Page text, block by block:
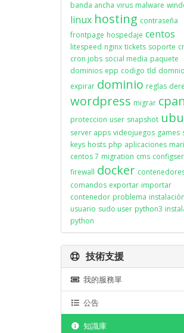
banda ancha virus malware
linux hosting contraseña
frontpage hospedaje centos
litespeed nginx tickets soporte
cron jobs social media paquete
dominios epp codigo tld domnio
expirar dominio reglas
wordpress migrar
proteccion user snapshot
server apps videojuegos games
keys hosts php aplicaciones
centos 7 migration cms
firewall docker
comandos exportar importar
contenedor problema instalación
usuario sudo user python3
python
技術支援
我的服務單
公告
知識庫